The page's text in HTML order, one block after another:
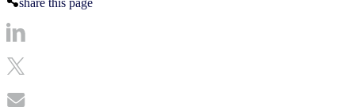
share this page